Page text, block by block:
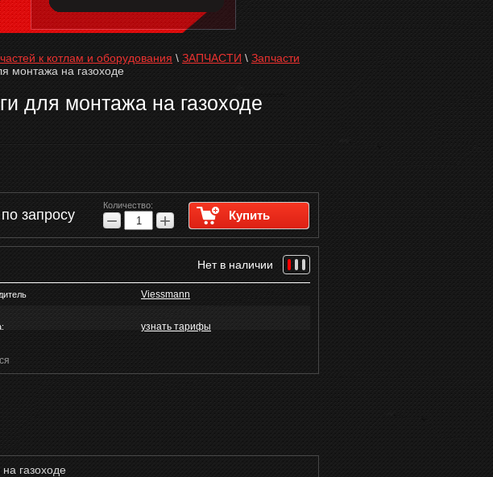
к котлам и оборудования \ ЗАПЧАСТИ \ Запчасти
монтажа на газоходе
для монтажа на газоходе
запросу
Количество:
− + Купить
Нет в наличии
Viessmann
узнать тарифы
газоходе